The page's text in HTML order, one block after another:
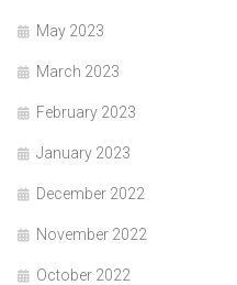
May 2023
March 2023
February 2023
January 2023
December 2022
November 2022
October 2022